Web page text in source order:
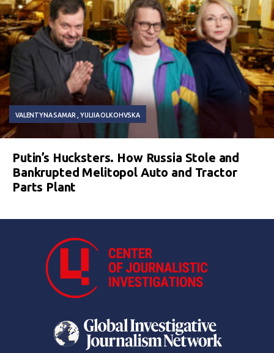
VALENTYNA SAMAR YULIIA OLKOHVSKA
Putin’s Hucksters. How Russia Stole and
Bankrupted Melitopol Auto and Tractor
Parts Plant